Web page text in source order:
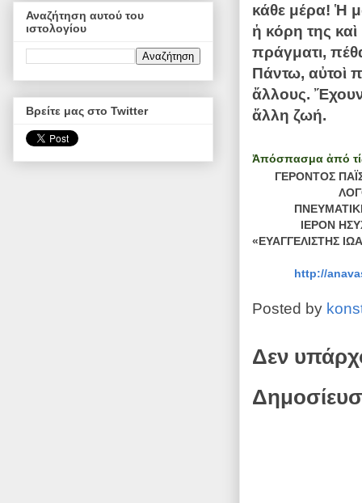
κάθε μέρα! Ἡ
ἡ κόρη της καὶ
πράγματι,
Πάντω, αὐτοὶ
ἄλλους. Ἔχουν
ἄλλη ζωή.
Ἀπόσπασμα ἀπό τίς
ΓΕΡΟΝΤΟΣ
ΛΟΓΟΙ
ΠΝΕΥΜΑΤΙΚΗ
ΙΕΡΟΝ
«ΕΥΑΓΓΕΛΙΣΤΗΣ
http://
Posted by
Δεν
Αναζήτηση αυτού του
ιστολογίου
Βρείτε μας στο Twitter